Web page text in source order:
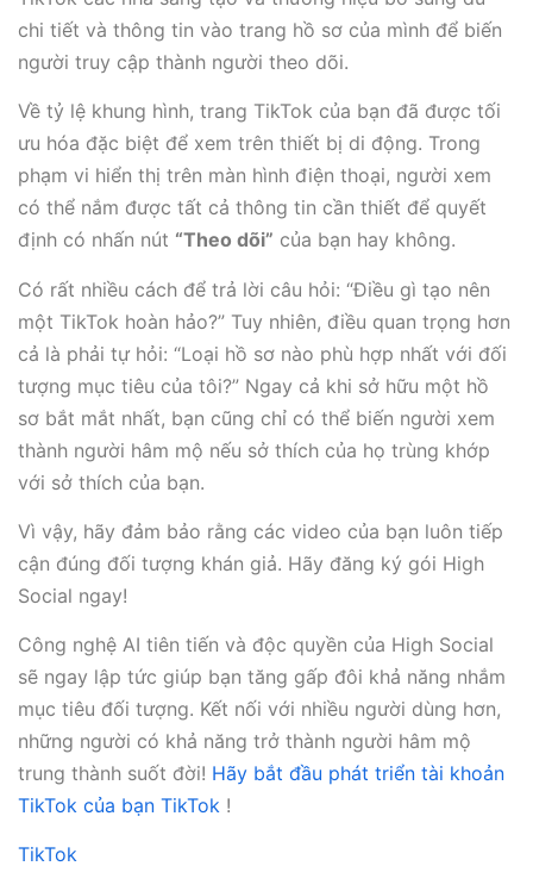
chi tiết và thông tin vào trang hồ sơ của mình để biến
người truy cập thành người theo dõi.
Về tỷ lệ khung hình, trang TikTok của bạn đã được tối
ưu hóa đặc biệt để xem trên thiết bị di động. Trong
phạm vi hiển thị trên màn hình điện thoại, người xem
có thể nắm được tất cả thông tin cần thiết để quyết
định có nhấn nút “Theo dõi” của bạn hay không.
Có rất nhiều cách để trả lời câu hỏi: “Điều gì tạo nên
một TikTok hoàn hảo?” Tuy nhiên, điều quan trọng hơn
cả là phải tự hỏi: “Loại hồ sơ nào phù hợp nhất với đối
tượng mục tiêu của tôi?” Ngay cả khi sở hữu một hồ
sơ bắt mắt nhất, bạn cũng chỉ có thể biến người xem
thành người hâm mộ nếu sở thích của họ trùng khớp
với sở thích của bạn.
Vì vậy, hãy đảm bảo rằng các video của bạn luôn tiếp
cận đúng đối tượng khán giả. Hãy đăng ký gói High
Social ngay!
Công nghệ AI tiên tiến và độc quyền của High Social
sẽ ngay lập tức giúp bạn tăng gấp đôi khả năng nhắm
mục tiêu đối tượng. Kết nối với nhiều người dùng hơn,
những người có khả năng trở thành người hâm mộ
trung thành suốt đời! Hãy bắt đầu phát triển tài khoản
TikTok của bạn TikTok !
TikTok